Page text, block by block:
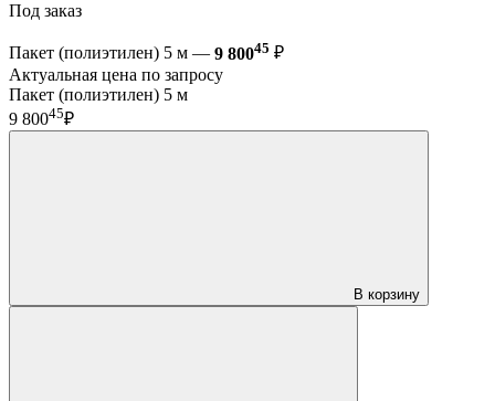
Под заказ
Пакет (полиэтилен) 5 м — 9 80045 ₽
Актуальная цена по запросу
Пакет (полиэтилен) 5 м
9 80045₽
В корзину